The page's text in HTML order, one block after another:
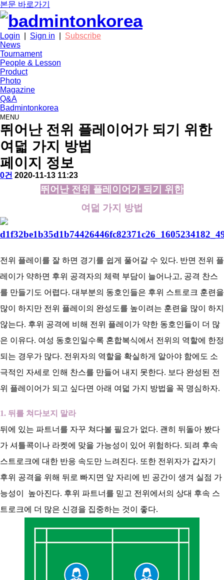
본문 바로가기
Login Sign in
Subscribe
News
Tournament
People & Lesson
Product
Photo
Magazine
Q&A
Badmintonkorea
MENU
people
뛰어난 전위 플레이어가 되기 위한
여덟 가지 방법
페이지 정보
작
배
리
댓
0건 작
2020-11-13 11:23
뛰어난 전위 플레이어가 되기 위한
여덟 가지 방법
전위 플레이를 잘 하면 경기를 쉽게 풀어갈 수 있다. 반면 전위 플
레이가 약하면 후위 공격자의 체력 부담이 늘어나고, 공격 찬스
를 만들기도 어렵다. 대부분의 동호인들은 후위 스트로크 훈련을
많이 하지만 전위 플레이의 완성도를 높이려는 훈련을 많이 하지
않는다. 후위 공격에 비해 전위 플레이가 약한 동호인들이 더 많
은 이유다. 여성 동호인일수록 혼합복식에서 전위의 역할에 한정
되는 경우가 많다. 전위자의 역할을 확실하게 알아야 함에도 소
극적인 자세로 인해 찬스를 만들어 내지 못한다. 보다 완성된 전
위 플레이어가 되고 싶다면 아래 여덟 가지 방법을 꼭 명심하자.
1. 뒤를 쳐다보지 말라
뒤에 있는 파트너를 자꾸 쳐다볼 필요가 없다. 괜히 뒤돌아 봤다
가 셔틀콕이나 라켓에 맞을 가능성이 있어 위험하다. 되려 후속
스트로크에 대한 반응 속도만 느려진다. 또한 전위자가 갑자기
후위 공격을 위해 뒤로 빠지면 앞 자리에 빈 공간이 생겨 실점 가
능성이 높아진다. 후위 파트너를 믿고 전위에서의 상대 후속 스
트로크에 더 많은 신경을 집중하는 것이 좋다.